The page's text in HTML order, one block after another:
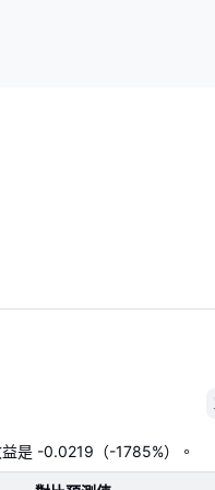
是 -0.0219（-1785%）。